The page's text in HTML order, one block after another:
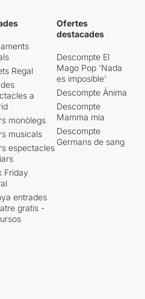
Regal
a
monòlegs
musicals
espectacles
Friday
entrades
gratis -
Ofertes
destacades
Descompte El
Mago Pop 'Nada
es imposible'
Descompte Ànima
Descompte
Mamma mia
Descompte
Germans de sang